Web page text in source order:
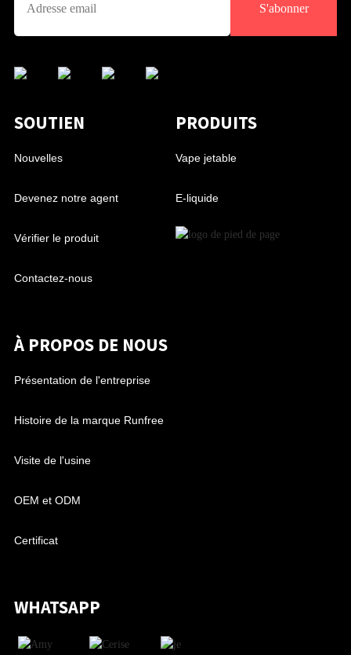
S'abonner
SOUTIEN
Nouvelles
Devenez notre agent
Vérifier le produit
Contactez-nous
PRODUITS
Vape jetable
E-liquide
À PROPOS DE NOUS
Présentation de l'entreprise
Histoire de la marque Runfree
Visite de l'usine
OEM et ODM
Certificat
WHATSAPP